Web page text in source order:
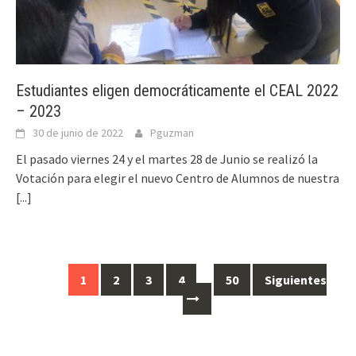
Estudiantes eligen democráticamente el CEAL 2022
– 2023
30 de junio de 2022 Pguzman
El pasado viernes 24 y el martes 28 de Junio se realizó la
Votación para elegir el nuevo Centro de Alumnos de nuestra
[...]
1 2 3 4 … 50 Siguientes